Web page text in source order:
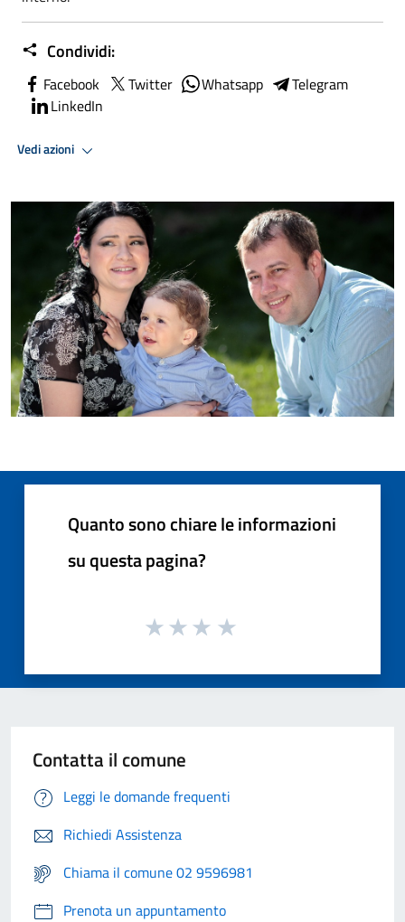
Condividi:
Facebook Twitter Whatsapp
Telegram
LinkedIn
Vedi azioni
Quanto sono chiare le informazioni
su questa pagina?
Contatta il comune
Leggi le domande frequenti
Richiedi Assistenza
Chiama il comune 02 9596981
Prenota un appuntamento